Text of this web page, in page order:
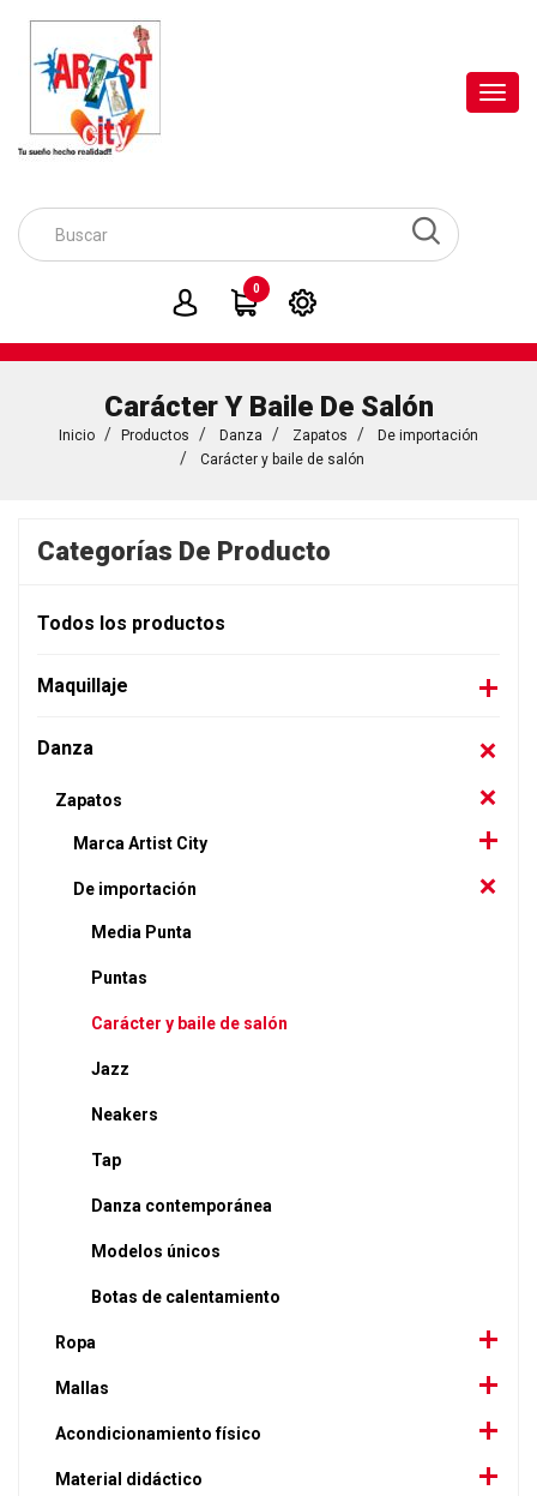
0
Carácter Y Baile De Salón
Inicio Productos Danza Zapatos
De importación
Carácter y baile de salón
Categorías De Producto
Todos los productos
Maquillaje
Danza
Zapatos
Marca Artist City
De importación
Media Punta
Puntas
Carácter y baile de salón
Jazz
Neakers
Tap
Danza contemporánea
Modelos únicos
Botas de calentamiento
Ropa
Mallas
Acondicionamiento físico
Material didáctico